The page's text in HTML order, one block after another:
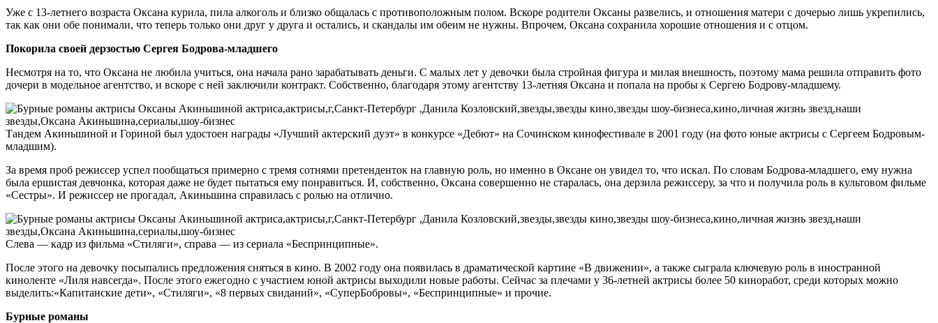
Уже с 13-летнего возраста Оксана курила, пила алкоголь и близко общалась с противоположным полом. Вскоре родители Оксаны развелись, и отношения матери с дочерью лишь укрепились,
так как они обе понимали, что теперь только они друг у друга и остались, и скандалы им обеим не нужны. Впрочем, Оксана сохранила хорошие отношения и с отцом.
Покорила своей дерзостью Сергея Бодрова-младшего
Несмотря на то, что Оксана не любила учиться, она начала рано зарабатывать деньги. С малых лет у девочки была стройная фигура и милая внешность, поэтому мама решила отправить фото
дочери в модельное агентство, и вскоре с ней заключили контракт. Собственно, благодаря этому агентству 13-летняя Оксана и попала на пробы к Сергею Бодрову-младшему.
Тандем Акиньшиной и Гориной был удостоен награды «Лучший актерский дуэт» в конкурсе «Дебют» на Сочинском кинофестивале в 2001 году (на фото юные актрисы с Сергеем Бодровым-
младшим).
За время проб режиссер успел пообщаться примерно с тремя сотнями претенденток на главную роль, но именно в Оксане он увидел то, что искал. По словам Бодрова-младшего, ему нужна
была ершистая девчонка, которая даже не будет пытаться ему понравиться. И, собственно, Оксана совершенно не старалась, она дерзила режиссеру, за что и получила роль в культовом фильме
«Сестры». И режиссер не прогадал, Акиньшина справилась с ролью на отлично.
Слева — кадр из фильма «Стиляги», справа — из сериала «Беспринципные».
После этого на девочку посыпались предложения сняться в кино. В 2002 году она появилась в драматической картине «В движении», а также сыграла ключевую роль в иностранной
киноленте «Лиля навсегда». После этого ежегодно с участием юной актрисы выходили новые работы. Сейчас за плечами у 36-летней актрисы более 50 киноработ, среди которых можно
выделить:«Капитанские дети», «Стиляги», «8 первых свиданий», «СуперБобровы», «Беспринципные» и прочие.
Бурные романы